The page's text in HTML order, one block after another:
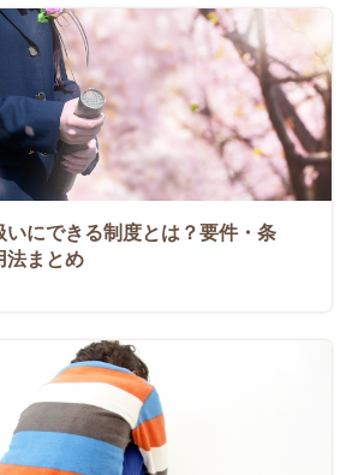
いにできる制度とは？要件・条
法まとめ